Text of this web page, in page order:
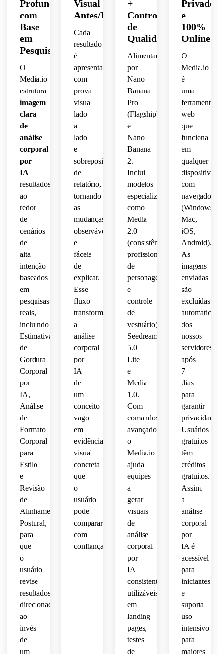
Profundos
com
Base
em
Pesquisa
O
Media.io
estrutura
imagem
clara
de
análise
corporal
por
IA
resultados
ao
redor
de
cenários
de
alta
intenção
baseados
em
pesquisas
reais,
incluindo
Estimativa
de
Gordura
Corporal
por
IA,
Análise
de
Formato
Corporal
para
Estilo
e
Revisão
de
Alinhamento
Postural,
para
que
o
usuário
revise
resultados
direcionados
ao
invés
de
um
Visual
Antes/Depois
Cada
resultado
é
apresentado
com
prova
visual
lado
a
lado
e
sobreposições
de
relatório,
tornando
as
mudanças
observáveis
e
fáceis
de
explicar.
Esse
fluxo
transforma
a
análise
corporal
por
IA
de
um
conceito
vago
em
evidência
visual
concreta
que
o
usuário
pode
comparar
com
confiança.
+
Controle
de
Qualidade
Alimentado
por
Nano
Banana
Pro
(Flagship)
e
Nano
Banana
2.
Inclui
modelos
especializados
como
Media
2.0
(consistência
profissional
de
personagem
e
controle
de
vestuário),
Seedream
5.0
Lite
e
Media
1.0.
Com
comandos
avançados,
o
Media.io
ajuda
equipes
a
gerar
visuais
de
análise
corporal
por
IA
consistentes,
utilizáveis
em
landing
pages,
testes
de
Privado
e
100%
Online
O
Media.io
é
uma
ferramenta
web
que
funciona
em
qualquer
dispositivo
com
navegador
(Windows,
Mac,
iOS,
Android).
As
imagens
enviadas
são
excluídas
dos
nossos
servidores
após
7
dias
para
garantir
Usuários
gratuitos
têm
créditos
gratuitos.
Assim,
a
análise
corporal
por
IA é
acessível
para
iniciantes
e
suporta
uso
intensivo
para
maiores